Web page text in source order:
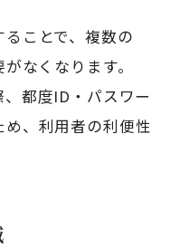
ことで、複数の
なくなります。
都度ID・パスワー
、利用者の利便性